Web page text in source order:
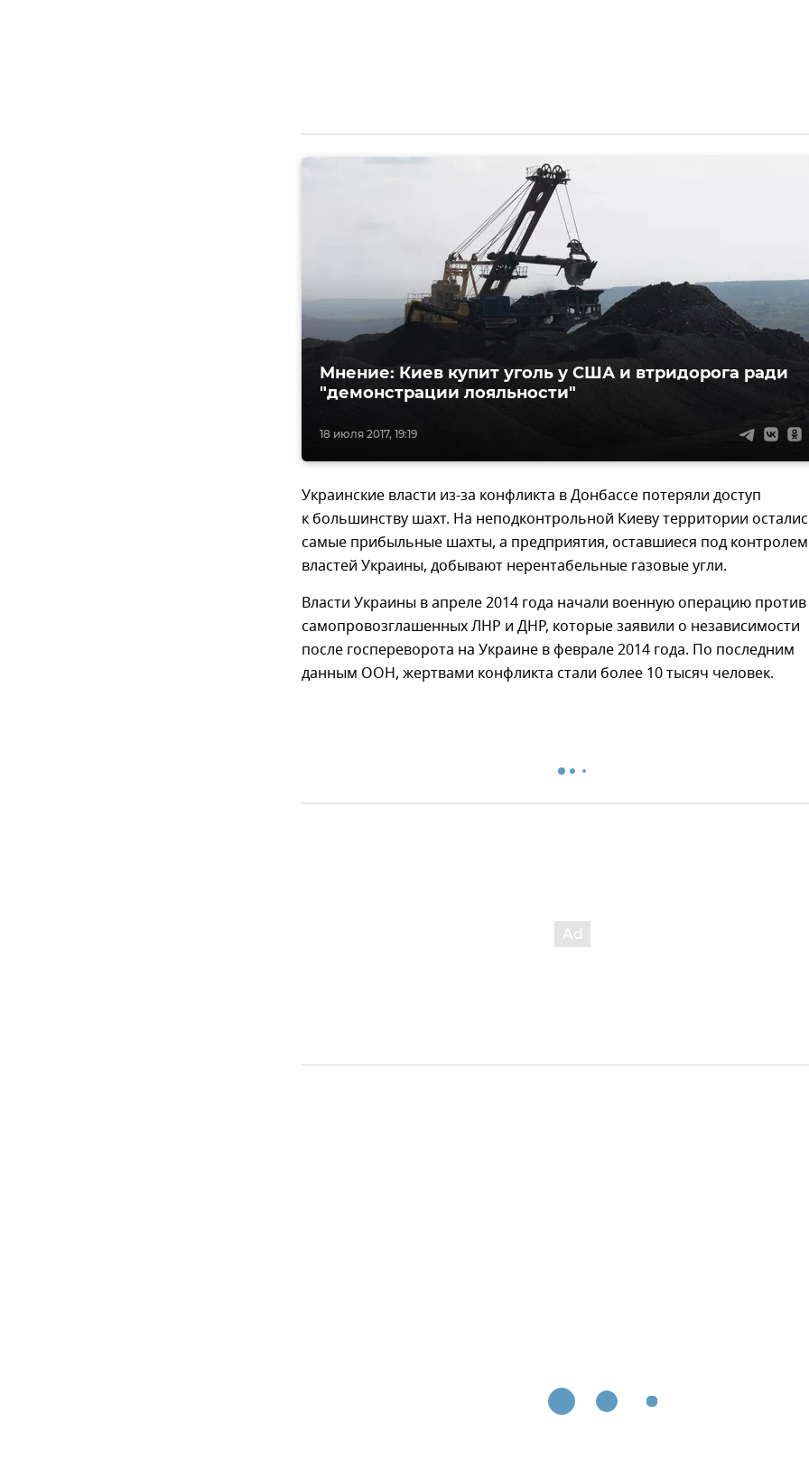
18 июля 2017, 19:19
Мнение: Киев купит уголь у США и втридорога ради
"демонстрации лояльности"
Украинские власти из-за конфликта в Донбассе потеряли доступ
к большинству шахт. На неподконтрольной Киеву территории
самые прибыльные шахты, а предприятия, оставшиеся под контролем
властей Украины, добывают нерентабельные газовые угли.
Власти Украины в апреле 2014 года начали военную операцию против
самопровозглашенных ЛНР и ДНР, которые заявили о независимости
после госпереворота на Украине в феврале 2014 года. По последним
данным ООН, жертвами конфликта стали более 10 тысяч человек.